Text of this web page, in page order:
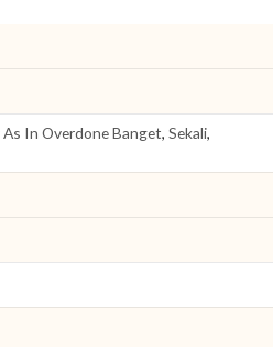
As In Overdone Banget,Sekali,